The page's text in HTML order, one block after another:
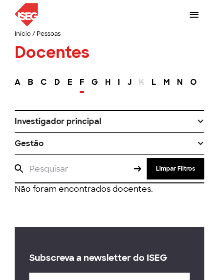
Início/ Pessoas
Docentes
A B C D E F G H I J K L M N O
Investigador principal
Gestão
Limpar Filtros
Não foram encontrados docentes.
Subscreva a newsletter do ISEG